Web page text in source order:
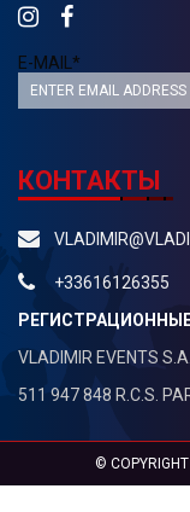
E-MAIL*
КОНТАКТЫ
+33616126355
VLADIMIR EVENTS
511 947 848 R.C.S.
©